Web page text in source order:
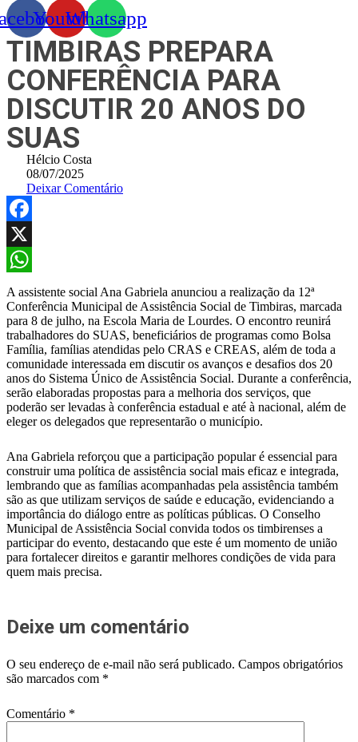
YoutubeWhatsapp
TIMBIRAS PREPARA
CONFERÊNCIA PARA
DISCUTIR 20 ANOS DO
SUAS
Hélcio Costa
08/07/2025
Deixar Comentário
Facebook
X
WhatsApp
A assistente social Ana Gabriela anunciou a realização da 12ª
Conferência Municipal de Assistência Social de Timbiras, marcada
para 8 de julho, na Escola Maria de Lourdes. O encontro reunirá
trabalhadores do SUAS, beneficiários de programas como Bolsa
Família, famílias atendidas pelo CRAS e CREAS, além de toda a
comunidade interessada em discutir os avanços e desafios dos 20
anos do Sistema Único de Assistência Social. Durante a conferência,
serão elaboradas propostas para a melhoria dos serviços, que
poderão ser levadas à conferência estadual e até à nacional, além de
eleger os delegados que representarão o município.
Ana Gabriela reforçou que a participação popular é essencial para
construir uma política de assistência social mais eficaz e integrada,
lembrando que as famílias acompanhadas pela assistência também
são as que utilizam serviços de saúde e educação, evidenciando a
importância do diálogo entre as políticas públicas. O Conselho
Municipal de Assistência Social convida todos os timbirenses a
participar do evento, destacando que este é um momento de união
para fortalecer direitos e garantir melhores condições de vida para
quem mais precisa.
Deixe um comentário
O seu endereço de e-mail não será publicado. Campos obrigatórios
são marcados com *
Comentário *